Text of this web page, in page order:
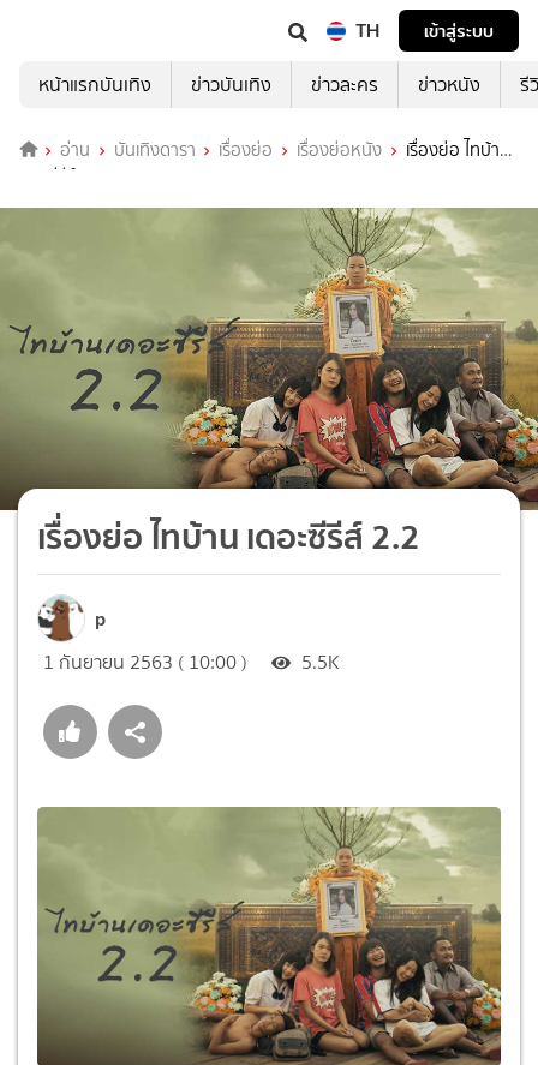
TH
เข้าสู่ระบบ
หน้าแรกบันเทิง
ข่าวบันเทิง ข่าวละคร ข่าวหนัง รี
อ่าน บันเทิงดารา เรื่องย่อ เรื่องย่อหนัง
เรื่องย่อ ไทบ้าน
เดอะซีรีส์ 2.2
เรื่องย่อ ไทบ้าน เดอะซีรีส์ 2.2
p
1 กันยายน 2563 ( 10:00 ) 5.5K